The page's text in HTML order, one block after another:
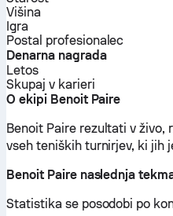
Višina
Igra
Postal profesionalec
Denarna nagrada
Letos
Skupaj v karieri
O ekipi Benoit Paire
Benoit Paire rezultati v živo,
vseh teniških turnirjev, ki jih
Benoit Paire naslednja
Statistika se posodobi po